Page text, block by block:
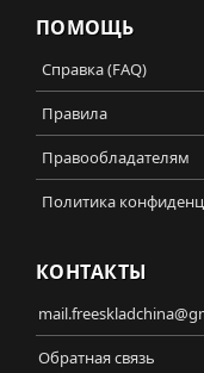
ПОМОЩЬ
Справка (FAQ)
Правила
Правообладателям
Политика
КОНТАКТЫ
Обратная связь